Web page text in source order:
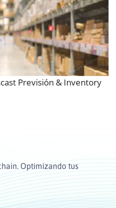
Previsión & Inventory
Optimizando tus